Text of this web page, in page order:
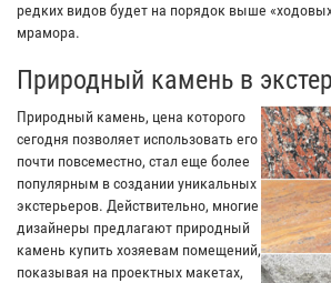
редких видов будет на порядок выше
мрамора.
Природный камень в
Природный камень, цена которого
сегодня позволяет использовать его
почти повсеместно, стал еще более
популярным в создании уникальных
экстерьеров. Действительно, многие
дизайнеры предлагают природный
камень купить хозяевам помещений,
показывая на проектных макетах,